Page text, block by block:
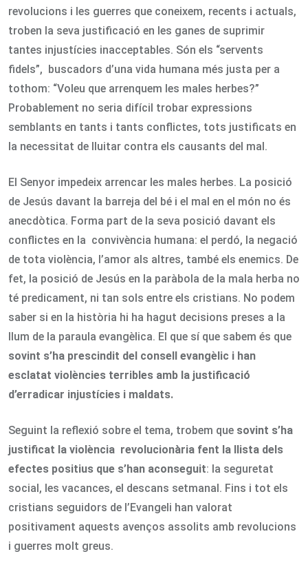
revolucions i les guerres que coneixem, recents i actuals,
troben la seva justificació en les ganes de suprimir
tantes injustícies inacceptables. Són els “servents
fidels”, buscadors d’una vida humana més justa per a
tothom: “Voleu que arrenquem les males herbes?”
Probablement no seria difícil trobar expressions
semblants en tants i tants conflictes, tots justificats en
la necessitat de lluitar contra els causants del mal.
El Senyor impedeix arrencar les males herbes. La posició
de Jesús davant la barreja del bé i el mal en el món no és
anecdòtica. Forma part de la seva posició davant els
conflictes en la convivència humana: el perdó, la negació
de tota violència, l’amor als altres, també els enemics. De
fet, la posició de Jesús en la paràbola de la mala herba no
té predicament, ni tan sols entre els cristians. No podem
saber si en la història hi ha hagut decisions preses a la
llum de la paraula evangèlica. El que sí que sabem és que
sovint s’ha prescindit del consell evangèlic i han
esclatat violències terribles amb la justificació
d’erradicar injustícies i maldats.
Seguint la reflexió sobre el tema, trobem que sovint s’ha
justificat la violència revolucionària fent la llista dels
efectes positius que s’han aconseguit: la seguretat
social, les vacances, el descans setmanal. Fins i tot els
cristians seguidors de l’Evangeli han valorat
positivament aquests avenços assolits amb revolucions
i guerres molt greus.